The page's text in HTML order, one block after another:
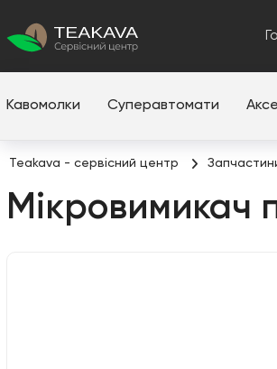
Кавомолки Суперавтомати
Teakava - сервісний центр
Мікровимикач